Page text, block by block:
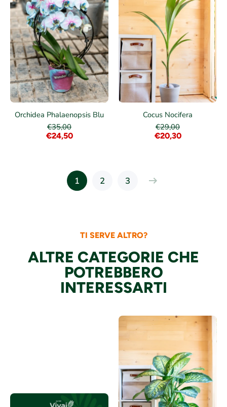
Orchidea Phalaenopsis Blu
€35,00
€24,50
Cocus Nocifera
€29,00
€20,30
1 2 3
TI SERVE ALTRO?
ALTRE CATEGORIE CHE
POTREBBERO
INTERESSARTI